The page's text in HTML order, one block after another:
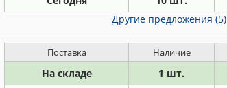
Другие предложения (5)
Поставка Наличие
На складе 1 шт.